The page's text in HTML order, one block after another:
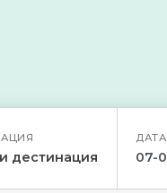
дестинация
ДАТА